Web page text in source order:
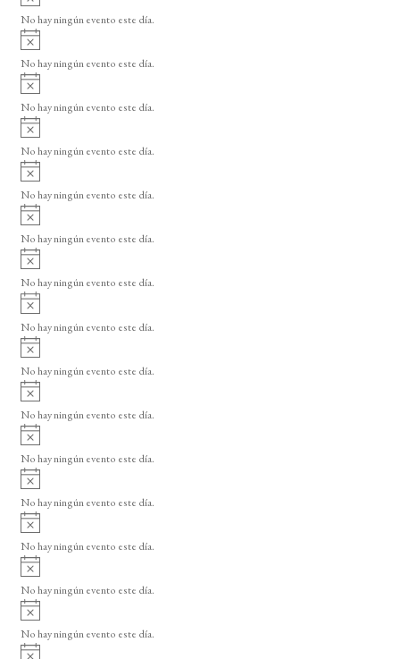
o
v
i
o
No hay ningún evento este día.
A
v
i
o
No hay ningún evento este día.
A
v
i
o
No hay ningún evento este día.
A
v
i
o
No hay ningún evento este día.
A
v
i
o
No hay ningún evento este día.
A
v
i
o
No hay ningún evento este día.
A
v
i
o
No hay ningún evento este día.
A
v
i
o
No hay ningún evento este día.
A
v
i
o
No hay ningún evento este día.
A
v
i
o
No hay ningún evento este día.
A
v
i
o
No hay ningún evento este día.
A
v
i
o
No hay ningún evento este día.
A
v
i
o
No hay ningún evento este día.
A
v
i
o
No hay ningún evento este día.
A
v
i
No hay ningún evento este día.
A